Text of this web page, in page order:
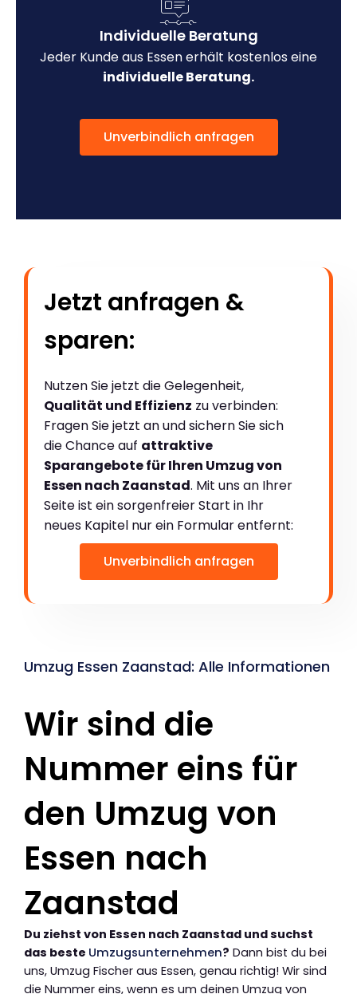
Individuelle Beratung
Jeder Kunde aus Essen erhält kostenlos eine
individuelle Beratung.
Unverbindlich anfragen
Jetzt anfragen &
sparen:
Nutzen Sie jetzt die Gelegenheit,
Qualität und Effizienz zu verbinden:
Fragen Sie jetzt an und sichern Sie sich
die Chance auf attraktive
Sparangebote für Ihren Umzug von
Essen nach Zaanstad. Mit uns an Ihrer
Seite ist ein sorgenfreier Start in Ihr
neues Kapitel nur ein Formular entfernt:
Unverbindlich anfragen
Umzug Essen Zaanstad: Alle Informationen
Wir sind die
Nummer eins für
den Umzug von
Essen nach
Zaanstad
Du ziehst von Essen nach Zaanstad und suchst
das beste Umzugsunternehmen? Dann bist du bei
uns, Umzug Fischer aus Essen, genau richtig! Wir sind
die Nummer eins, wenn es um deinen Umzug von